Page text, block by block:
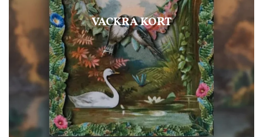
VACKRA KORT